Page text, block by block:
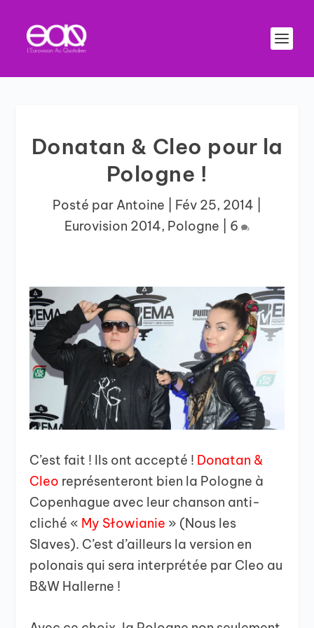
Donatan & Cleo pour la
Pologne !
Posté par Antoine Fév 25, 2014
Eurovision 2014, Pologne 6
C’est fait ! Ils ont accepté ! Donatan &
Cleo représenteront bien la Pologne à
Copenhague avec leur chanson anti-
cliché « My Słowianie » (Nous les
Slaves). C’est d’ailleurs la version en
polonais qui sera interprétée par Cleo au
B&W Hallerne !